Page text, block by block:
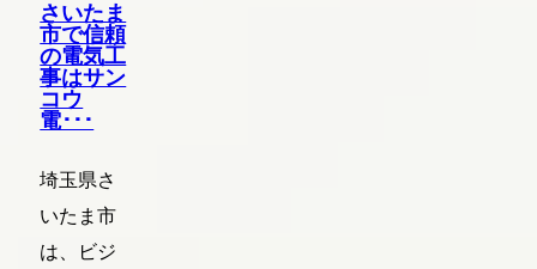
さいたま
市で信頼
の電気工
事はサン
コウ
電･･･
埼玉県さ
いたま市
は、ビジ